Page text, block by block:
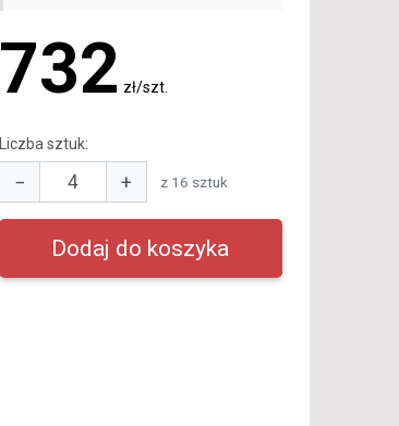
732 zł/szt.
Liczba sztuk:
− + z 16 sztuk